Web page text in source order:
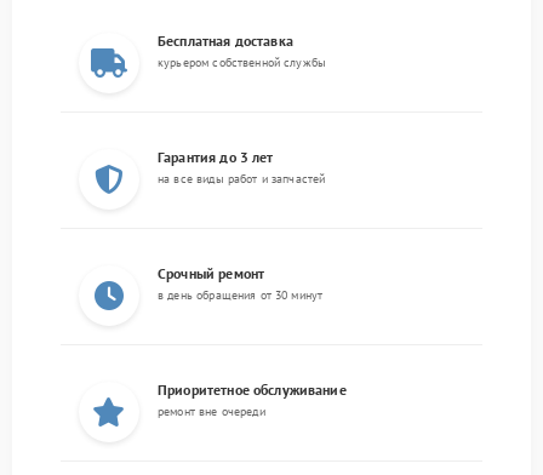
Бесплатная доставка
курьером собственной службы
Гарантия до 3 лет
на все виды работ и запчастей
Срочный ремонт
в день обращения от 30 минут
Приоритетное обслуживание
ремонт вне очереди